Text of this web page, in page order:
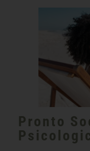
Pronto